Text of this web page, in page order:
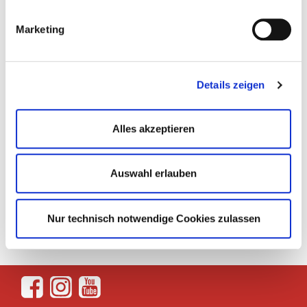
Marketing
Details zeigen
Alles akzeptieren
Auswahl erlauben
Nur technisch notwendige Cookies zulassen
Zurück